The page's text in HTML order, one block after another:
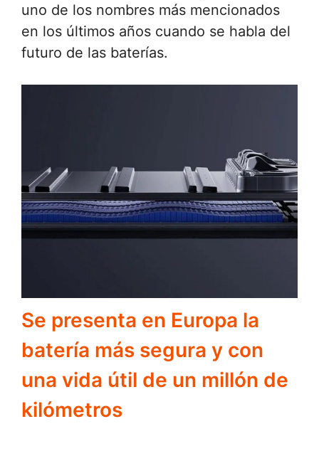
uno de los nombres más mencionados
en los últimos años cuando se habla del
futuro de las baterías.
Se presenta en Europa la
batería más segura y con
una vida útil de un millón de
kilómetros